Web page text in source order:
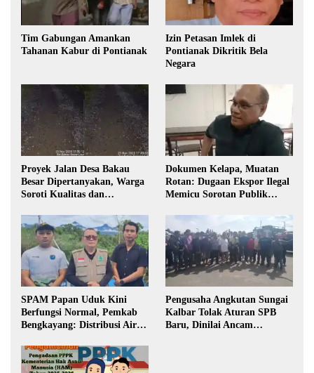
Tim Gabungan Amankan
Tahanan Kabur di Pontianak
Izin Petasan Imlek di
Pontianak Dikritik Bela
Negara
Proyek Jalan Desa Bakau
Besar Dipertanyakan, Warga
Soroti Kualitas dan
Pembangunan
Dokumen Kelapa, Muatan
Rotan: Dugaan Ekspor Ilegal
Memicu Sorotan Publik
SPAM Papan Uduk Kini
Berfungsi Normal, Pemkab
Bengkayang: Distribusi Air
Warga
Pengusaha Angkutan Sungai
Kalbar Tolak Aturan SPB
Baru, Dinilai Ancam